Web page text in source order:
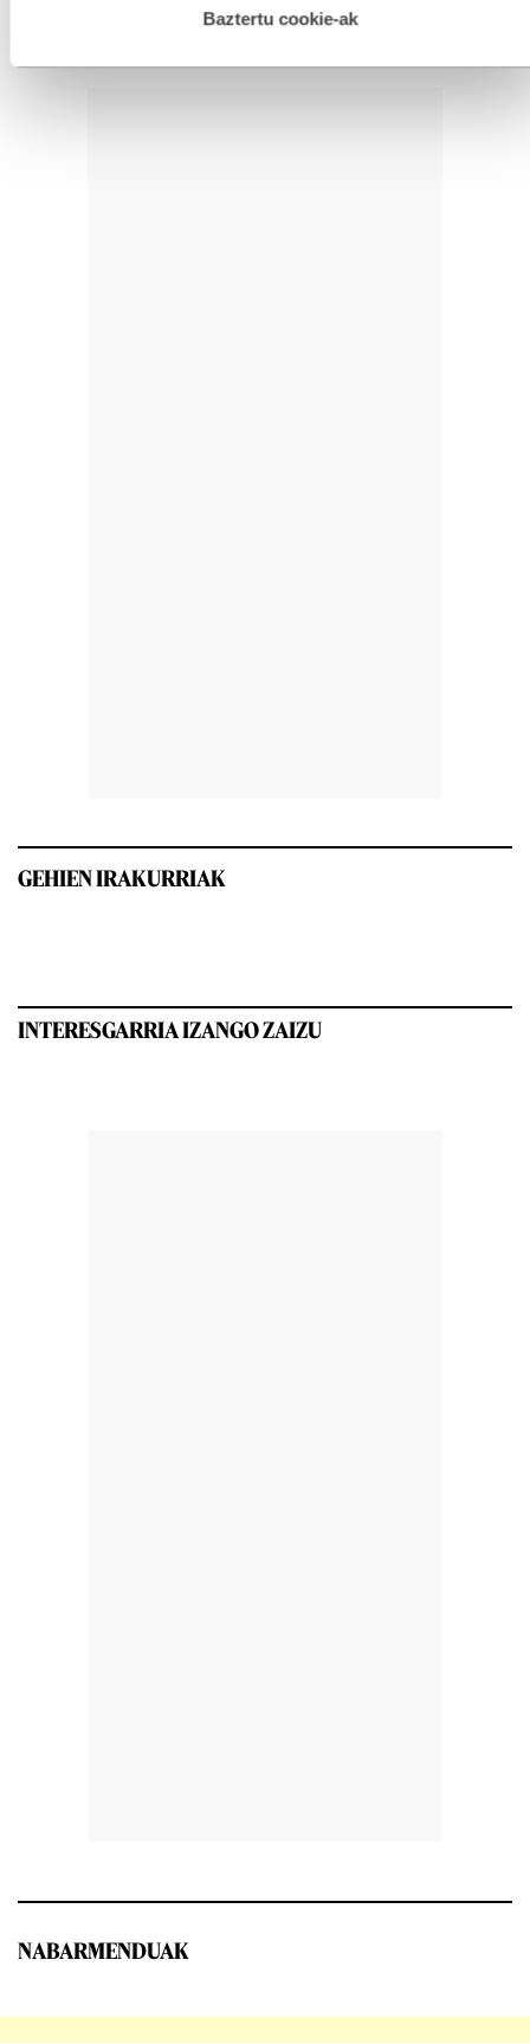
esplizitua ematen diguzu.Gehiago irakurri
Baztertu cookie-ak
GEHIEN IRAKURRIAK
INTERESGARRIA IZANGO ZAIZU
NABARMENDUAK